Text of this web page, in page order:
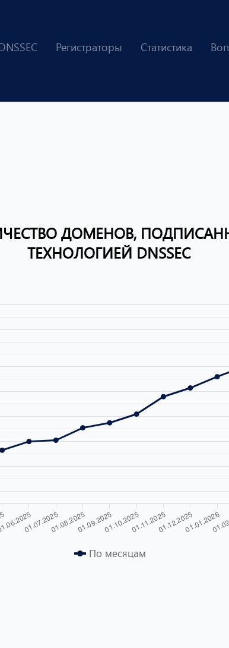
Регистраторы Статистика
ДОМЕНОВ,
ТЕХНОЛОГИЕЙ DNSSEC
По месяцам